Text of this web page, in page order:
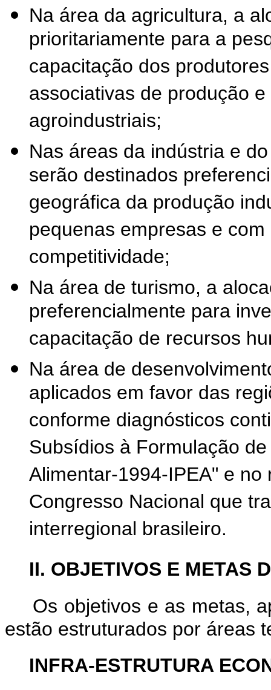
Na área da agricultura, a
prioritariamente para a
capacitação dos
associativas de produção
agroindustriais;
Nas áreas da indústria e
serão destinados
geográfica da produção
pequenas empresas e
competitividade;
Na área de turismo, a
preferencialmente para
capacitação de recursos
Na área de
aplicados em favor das
conforme diagnósticos
Subsídios à Formulação
Alimentar-1994-IPEA" e
Congresso Nacional que
interregional brasileiro.
II. OBJETIVOS E METAS
Os objetivos e as metas,
estão estruturados por áreas
INFRA-ESTRUTURA